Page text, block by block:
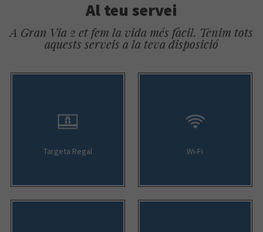
Al teu servei
A Gran Via 2 et fem la vida més fàcil. Tenim tots
aquests serveis a la teva disposició
Targeta Regal Wi-Fi